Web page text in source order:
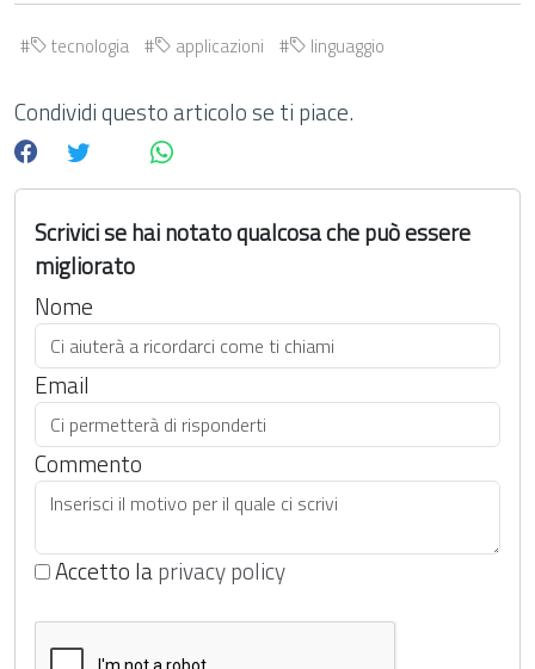
tecnologia applicazioni linguaggio
Condividi questo articolo se ti piace.
Scrivici se hai notato qualcosa che può essere
migliorato
Nome
Email
Commento
Accetto laprivacy policy